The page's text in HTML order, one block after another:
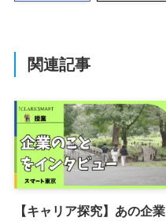
関連記事
【キャリア探究】あの企業